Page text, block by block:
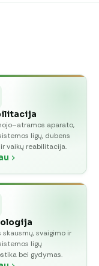
aparato,
ligų, dubens
vaikų reabilitacija.
skausmų, svaigimo ir
ligų
bei gydymas.